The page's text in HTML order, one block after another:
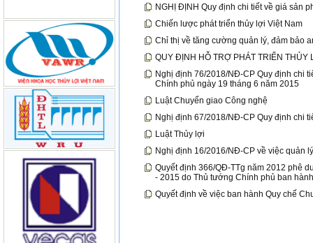
NGHỊ ĐỊNH Quy định chi tiết về giá sản
Chiến lược phát triển thủy lợi Việt Nam
Chỉ thị về tăng cường quản lý, đảm bảo
QUY ĐỊNH HỖ TRỢ PHÁT TRIỂN THỦY
Nghị định 76/2018/NĐ-CP Quy định chi
Chính phủ ngày 19 tháng 6 năm 2015
Luật Chuyển giao Công nghệ
Nghị định 67/2018/NĐ-CP Quy định chi
Luật Thủy lợi
Nghị định 16/2016/NĐ-CP về việc quản
Quyết định 366/QĐ-TTg năm 2012 phê
- 2015 do Thủ tướng Chính phủ ban hành
Quyết định về việc ban hành Quy chế